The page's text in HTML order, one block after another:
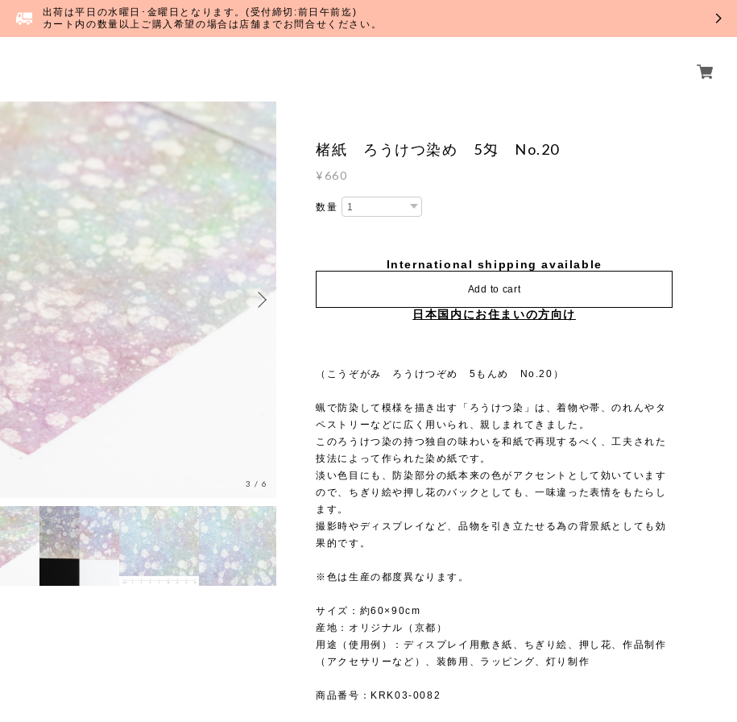
出荷は平日の水曜日･金曜日となります。(受付締切:前日午前迄)
カート内の数量以上ご購入希望の場合は店舗までお問合せください。
3 /6
楮紙 ろうけつ染め 5匁 No.20
¥660
数量
International shipping available
Add to cart
日本国内にお住まいの方向け
（こうぞがみ ろうけつぞめ 5もんめ No.20）
蝋で防染して模様を描き出す「ろうけつ染」は、着物や帯、のれんやタ
ペストリーなどに広く用いられ、親しまれてきました。
このろうけつ染の持つ独自の味わいを和紙で再現するべく、工夫された
技法によって作られた染め紙です。
淡い色目にも、防染部分の紙本来の色がアクセントとして効いています
ので、ちぎり絵や押し花のバックとしても、一味違った表情をもたらし
ます。
撮影時やディスプレイなど、品物を引き立たせる為の背景紙としても効
果的です。
※色は生産の都度異なります。
サイズ：約60×90cm
産地：オリジナル（京都）
用途（使用例）：ディスプレイ用敷き紙、ちぎり絵、押し花、作品制作
（アクセサリーなど）、装飾用、ラッピング、灯り制作
商品番号：KRK03-0082